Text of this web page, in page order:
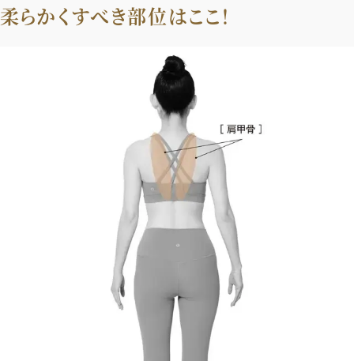
柔らかくすべき部位はここ！